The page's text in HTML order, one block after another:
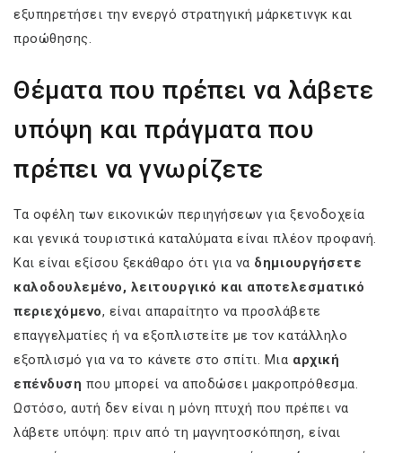
εξυπηρετήσει την ενεργό στρατηγική μάρκετινγκ και
προώθησης.
Θέματα που πρέπει να λάβετε
υπόψη και πράγματα που
πρέπει να γνωρίζετε
Τα οφέλη των εικονικών περιηγήσεων για ξενοδοχεία
και γενικά τουριστικά καταλύματα είναι πλέον προφανή.
Και είναι εξίσου ξεκάθαρο ότι για να δημιουργήσετε
καλοδουλεμένο, λειτουργικό και αποτελεσματικό
περιεχόμενο, είναι απαραίτητο να προσλάβετε
επαγγελματίες ή να εξοπλιστείτε με τον κατάλληλο
εξοπλισμό για να το κάνετε στο σπίτι. Μια αρχική
επένδυση που μπορεί να αποδώσει μακροπρόθεσμα.
Ωστόσο, αυτή δεν είναι η μόνη πτυχή που πρέπει να
λάβετε υπόψη: πριν από τη μαγνητοσκόπηση, είναι